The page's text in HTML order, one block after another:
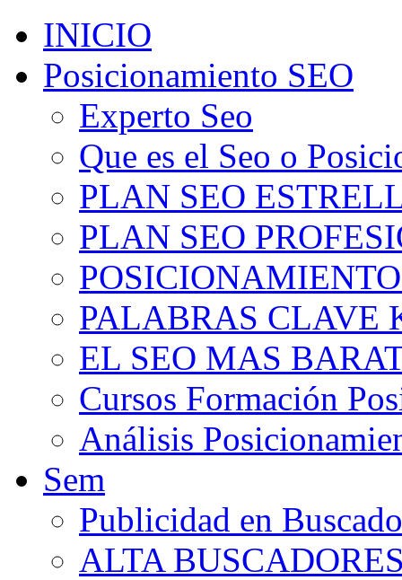
INICIO
Posicionamiento SEO
Experto Seo
Que es el Seo o
PLAN SEO
PLAN SEO
PALABRAS CLAVE
EL SEO MAS
Cursos Formación
Análisis
Sem
Publicidad en
ALTA